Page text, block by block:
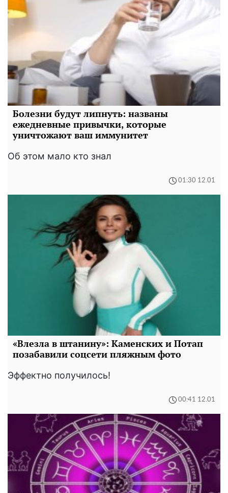
Болезни будут липнуть: названы
ежедневные привычки, которые
уничтожают ваш иммунитет
Об этом мало кто знал
01:30 12.01
«Влезла в штанину»: Каменских и Потап
позабавили соцсети пляжным фото
Эффектно получилось!
00:41 12.01